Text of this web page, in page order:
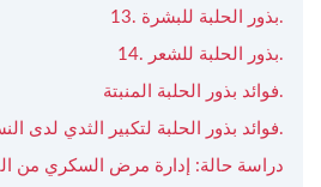
13. بذور الحلبة للبشرة.
14. بذور الحلبة للشعر.
فوائد بذور الحلبة المنبتة.
فوائد بذور الحلبة لتكبير الثدي لدى النساء.